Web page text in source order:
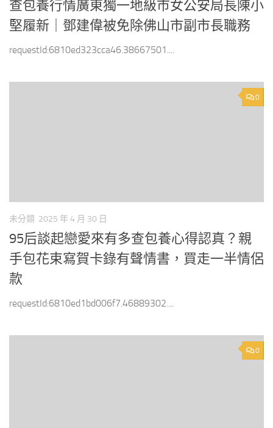
查包養行情廣東獨一地級市女公安局長陳小
堅履新｜鄧建偉被免除佛山市副市長職務
requestId:6810ed323cca46.38667501....
0
未分類 2025 年 4 月 30 日
95后談起戀愛來有多查包養心得認真？親
手包花束寫賀卡錄有聲情書，買走一半情侶
款
requestId:6810ed1bd006f7.46889302....
0